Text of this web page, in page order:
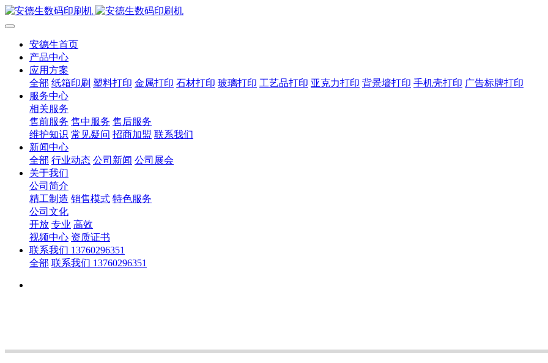
安德生首页
产品中心
应用方案
全部 纸箱印刷 塑料打印 金属打印 石材打印 玻璃打印 工艺品打印 亚克力打印 背景墙打印 手机壳打印 广告标牌打印
服务中心
相关服务
售前服务 售中服务 售后服务
维护知识 常见疑问 招商加盟 联系我们
新闻中心
全部 行业动态 公司新闻 公司展会
关于我们
公司简介
精工制造 销售模式 特色服务
公司文化
开放 专业 高效
视频中心 资质证书
联系我们 13760296351
全部 联系我们 13760296351